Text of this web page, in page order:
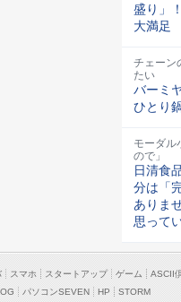
盛り」
大満足
チェーン
たい
バーミ
ひとり
モーダル
ので」
日清食
分は「
ありま
思って
スマホ スタートアップ ゲーム
ASCII
パソコンSEVEN HP
STORM